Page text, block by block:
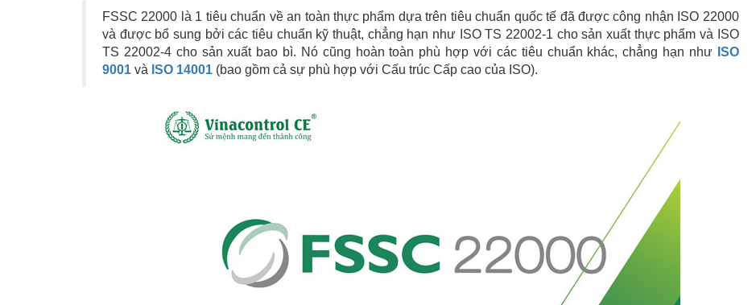
FSSC 22000 là 1 tiêu chuẩn về an toàn thực phẩm dựa trên tiêu chuẩn quốc tế đã được công nhận ISO 22000
và được bổ sung bởi các tiêu chuẩn kỹ thuật, chẳng hạn như ISO TS 22002-1 cho sản xuất thực phẩm và ISO
TS 22002-4 cho sản xuất bao bì. Nó cũng hoàn toàn phù hợp với các tiêu chuẩn khác, chẳng hạn như ISO
9001 và ISO 14001 (bao gồm cả sự phù hợp với Cấu trúc Cấp cao của ISO).